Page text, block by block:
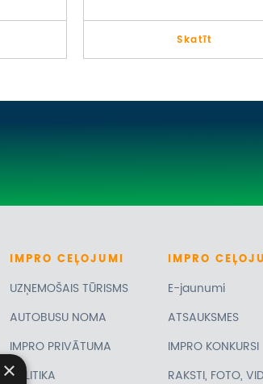
Skatīt
IMPRO CEĻOJUMI
UZŅEMOŠAIS TŪRISMS
AUTOBUSU NOMA
IMPRO PRIVĀTUMA
POLITIKA
IMPRO
E-jaunumi
ATSAUKSMES
IMPRO KONKURSI
RAKSTI, FOTO,
×